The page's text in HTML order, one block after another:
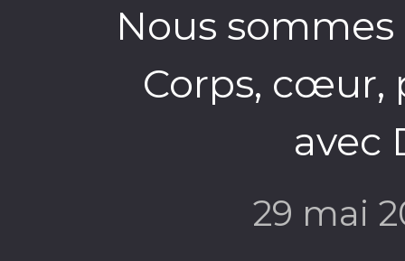
Nous
Corps, cœur,
avec
29 mai